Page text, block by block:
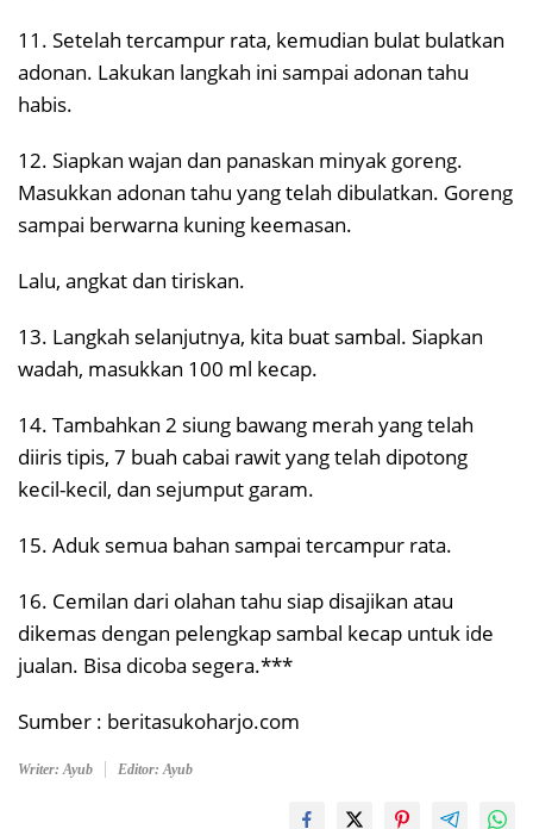
11. Setelah tercampur rata, kemudian bulat bulatkan
adonan. Lakukan langkah ini sampai adonan tahu
habis.
12. Siapkan wajan dan panaskan minyak goreng.
Masukkan adonan tahu yang telah dibulatkan. Goreng
sampai berwarna kuning keemasan.
Lalu, angkat dan tiriskan.
13. Langkah selanjutnya, kita buat sambal. Siapkan
wadah, masukkan 100 ml kecap.
14. Tambahkan 2 siung bawang merah yang telah
diiris tipis, 7 buah cabai rawit yang telah dipotong
kecil-kecil, dan sejumput garam.
15. Aduk semua bahan sampai tercampur rata.
16. Cemilan dari olahan tahu siap disajikan atau
dikemas dengan pelengkap sambal kecap untuk ide
jualan. Bisa dicoba segera.***
Sumber : beritasukoharjo.com
Writer: Ayub Editor: Ayub